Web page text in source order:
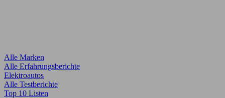
Alle Marken
Alle Erfahrungsberichte
Elektroautos
Alle Testberichte
Top 10 Listen